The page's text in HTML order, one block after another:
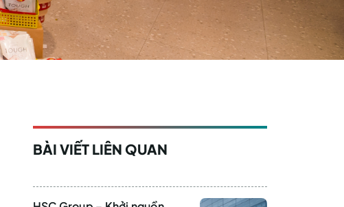
BÀI VIẾT LIÊN QUAN